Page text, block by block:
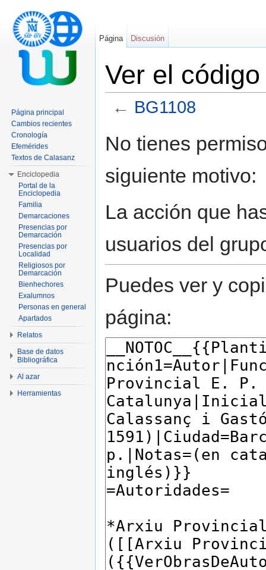
Ver el
← BG1108
No tienes
siguiente motivo:
La acción que
usuarios del
Puedes ver y
página:
Página Discusión
Página principal
Cambios recientes
Cronología
Efemérides
Textos de Calasanz
Enciclopedia
Portal de la
Enciclopedia
Familia
Demarcaciones
Presencias por
Demarcación
Presencias por
Localidad
Religiosos por
Demarcación
Bienhechores
Exalumnos
Personas en general
Apartados
Relatos
Base de datos
Bibliográfica
Al azar
Herramientas